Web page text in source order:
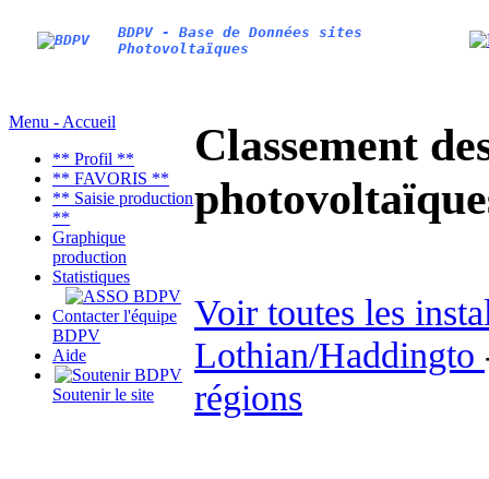
BDPV - Base de Données sites
Photovoltaïques
Menu - Accueil
** Profil **
** FAVORIS **
** Saisie production
**
Graphique
production
Statistiques
Contacter l'équipe
BDPV
Aide
Soutenir le site
Classement
Voir toutes les
Lothian/Haddingto
régions